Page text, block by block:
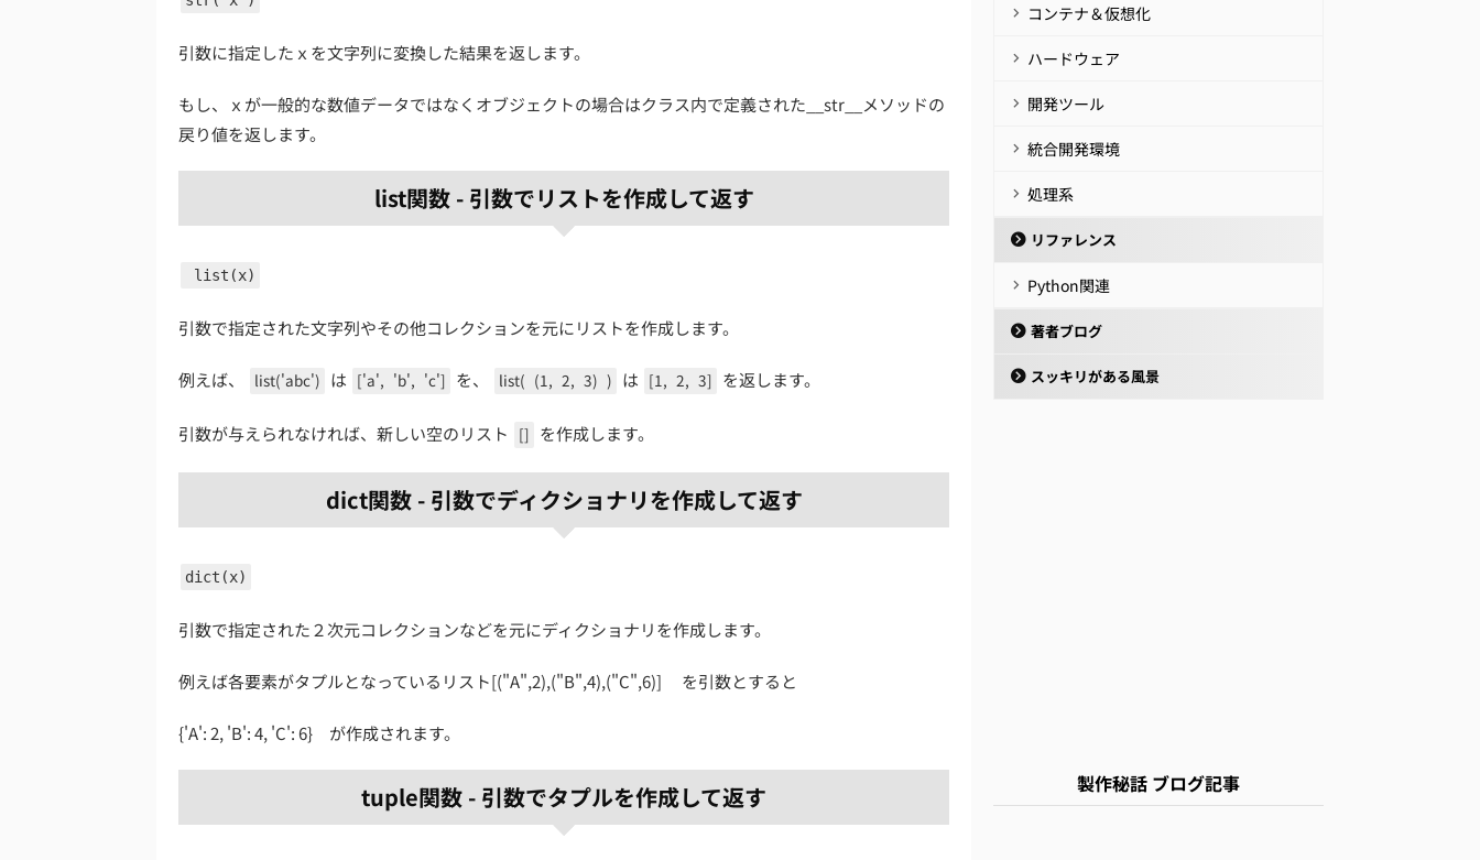
引数に指定したｘを文字列に変換した結果を返します。
もし、ｘが一般的な数値データではなくオブジェクトの場合はクラス内で定義された__str__メソッドの
戻り値を返します。
list関数 - 引数でリストを作成して返す
list(x)
引数で指定された文字列やその他コレクションを元にリストを作成します。
例えば、 list('abc') は ['a', 'b', 'c'] を、 list( (1, 2, 3) ) は [1, 2, 3] を返します。
引数が与えられなければ、新しい空のリスト [] を作成します。
dict関数 - 引数でディクショナリを作成して返す
dict(x)
引数で指定された２次元コレクションなどを元にディクショナリを作成します。
例えば各要素がタプルとなっているリスト[("A",2),("B",4),("C",6)] を引数とすると
{'A': 2, 'B': 4, 'C': 6} が作成されます。
tuple関数 - 引数でタプルを作成して返す
コンテナ＆仮想化
ハードウェア
開発ツール
統合開発環境
処理系
リファレンス
Python関連
著者ブログ
スッキリがある風景
製作秘話 ブログ記事